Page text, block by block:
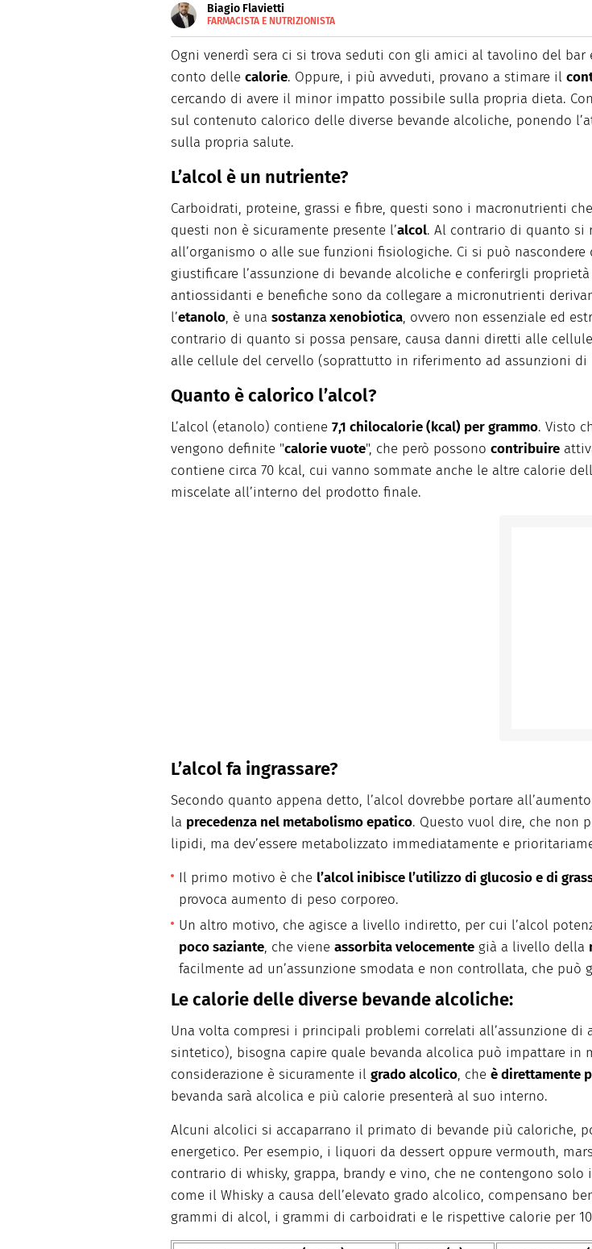
Biagio Flavietti
FARMACISTA E NUTRIZIONISTA
SITO
Farmacista e nutrizionista, gestisco dal 2017 Farmabook, una pagina di
realtà del settore farmaceutico e nutrizionale.
Ogni venerdì sera ci si trova seduti con gli amici al tavolino del
conto delle calorie. Oppure, i più avveduti, provano a stimare il
cercando di avere il minor impatto possibile sulla propria dieta.
sul contenuto calorico delle diverse bevande alcoliche, ponendo
sulla propria salute.
L’alcol è un nutriente?
Carboidrati, proteine, grassi e fibre, questi sono i macronutrienti
questi non è sicuramente presente l’alcol. Al contrario di quanto si
all’organismo o alle sue funzioni fisiologiche. Ci si può nascondere
giustificare l’assunzione di bevande alcoliche e conferirgli
antiossidanti e benefiche sono da collegare a micronutrienti
l’etanolo, è una sostanza xenobiotica, ovvero non essenziale ed
contrario di quanto si possa pensare, causa danni diretti alle
alle cellule del cervello (soprattutto in riferimento ad assunzioni di
Quanto è calorico l’alcol?
L’alcol (etanolo) contiene 7,1 chilocalorie (kcal) per grammo. Visto
vengono definite "calorie vuote", che però possono contribuire
contiene circa 70 kcal, cui vanno sommate anche le altre calorie
miscelate all’interno del prodotto finale.
L’alcol fa ingrassare?
Secondo quanto appena detto, l’alcol dovrebbe portare
la precedenza nel metabolismo epatico. Questo vuol dire, che non
lipidi, ma dev’essere metabolizzato immediatamente e
Il primo motivo è che l’alcol inibisce l’utilizzo di glucosio e di
provoca aumento di peso corporeo.
Un altro motivo, che agisce a livello indiretto, per cui l’alcol
poco saziante, che viene assorbita velocemente già a livello della
facilmente ad un’assunzione smodata e non controllata, che
Le calorie delle diverse bevande alcoliche:
Una volta compresi i principali problemi correlati all’assunzione
sintetico), bisogna capire quale bevanda alcolica può impattare
considerazione è sicuramente il grado alcolico, che è direttamente
bevanda sarà alcolica e più calorie presenterà al suo interno.
Alcuni alcolici si accaparrano il primato di bevande più caloriche,
energetico. Per esempio, i liquori da dessert oppure vermouth,
contrario di whisky, grappa, brandy e vino, che ne contengono
come il Whisky a causa dell’elevato grado alcolico, compensano
grammi di alcol, i grammi di carboidrati e le rispettive calorie per